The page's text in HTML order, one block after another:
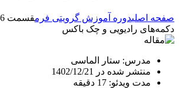
صفحه اصلیدوره آموزش گرویتی فرم
دکمه‌های رادیویی و چک باکس
مدرس: ستار الماسی
منتشر شده در 1402/12/21
مدت ویدئو: 17 دقیقه